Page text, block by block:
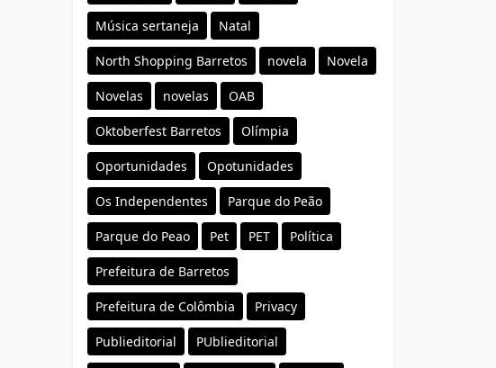
Música sertaneja Natal
North Shopping Barretos novela Novela
Novelas novelas OAB
Oktoberfest Barretos Olímpia
Oportunidades Opotunidades
Os Independentes Parque do Peão
Parque do Peao Pet PET Política
Prefeitura de Barretos
Prefeitura de Colômbia Privacy
Publieditorial PUblieditorial